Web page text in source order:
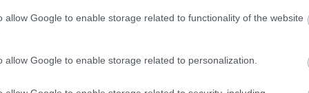
allow Google to enable storage related to functionality of the website
allow Google to enable storage related to personalization.
samotné drevo. Platí to vždy, keď sú